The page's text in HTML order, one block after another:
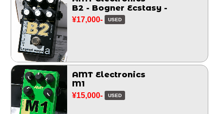
B2 - Bogner Ecstasy -
¥17,000- USED
AMT Electronics
M1
¥15,000- USED